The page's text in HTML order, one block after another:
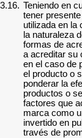
3.16. Teniendo en
tener
utilizada en la
la naturaleza
formas de
a acreditar su
en el caso de
el producto o
ponderar la
productos o
factores que
marca como
invertido en
través de